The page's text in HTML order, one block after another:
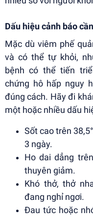
Dấu hiệu cảnh báo
Mặc dù viêm phế
và có thể tự khỏi,
bệnh có thể tiến
chứng hô hấp nguy
đúng cách. Hãy đi
một hoặc nhiều dấu
Sốt cao trên
3 ngày.
Ho dai dẳng
thuyên giảm.
Khó thở, thở
đang nghỉ ngơi.
Đau tức hoặc